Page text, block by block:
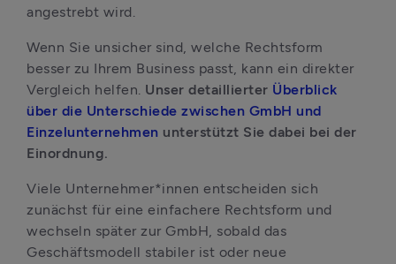
angestrebt wird.
Wenn Sie unsicher sind, welche Rechtsform
besser zu Ihrem Business passt, kann ein direkter
Vergleich helfen. Unser detaillierter Überblick
über die Unterschiede zwischen GmbH und
Einzelunternehmen unterstützt Sie dabei bei der
Einordnung.
Viele Unternehmer*innen entscheiden sich
zunächst für eine einfachere Rechtsform und
wechseln später zur GmbH, sobald das
Geschäftsmodell stabiler ist oder neue